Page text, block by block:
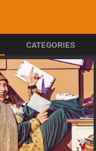
CATEGORIES